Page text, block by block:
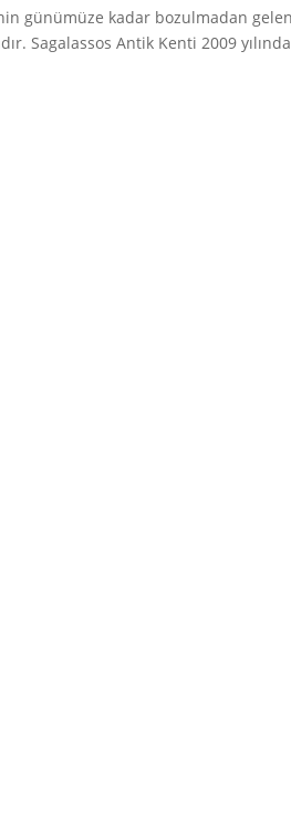
günümüze kadar bozulmadan
Sagalassos Antik Kenti 2009